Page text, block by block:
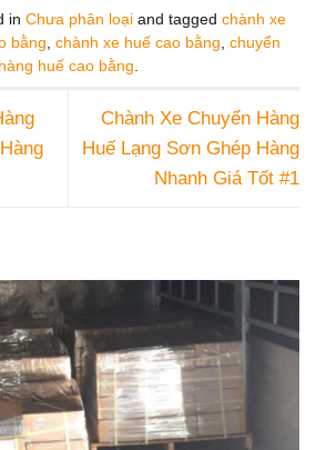
in Chưa phân loạiand tagged chành xe
bằng chành xe huế cao bằng chuyển
hàng huế cao bằng
Chành Xe Chuyển Hàng
Huế Lạng Sơn Ghép Hàng
Nhanh Giá Tốt #1